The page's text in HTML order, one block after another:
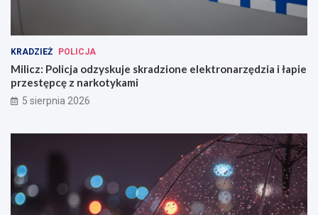
KRADZIEŻ POLICJA
Milicz: Policja odzyskuje skradzione elektronarzędzia i łapie
przestępcę z narkotykami
5 sierpnia 2026